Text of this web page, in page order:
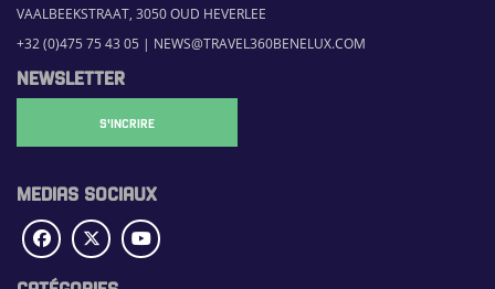
VAALBEEKSTRAAT, 3050 OUD HEVERLEE
+32 (0)475 75 43 05 | NEWS@TRAVEL360BENELUX.COM
NEWSLETTER
S'INCRIRE
MEDIAS SOCIAUX